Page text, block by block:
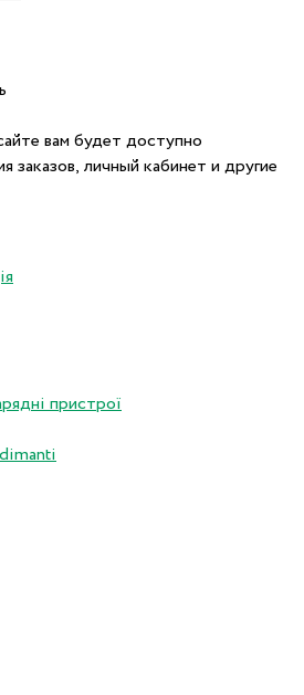
вам будет доступно
заказов, личный кабинет и другие
пристрої